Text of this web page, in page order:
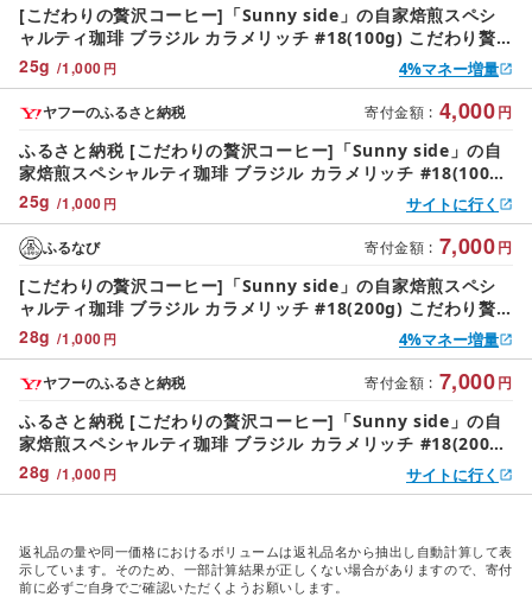
25g /1,000 円
[こだわりの贅沢コーヒー]「Sunny side」の自家焙煎スペシ
ャルティ珈琲 ブラジル カラメリッチ #18(100g) こだわり贅
沢コーヒー Sunny side 自家焙煎 スペシャルティ珈琲 100g
選べる 豆 粉 厳選 高品質 アラビカ種 コーヒー豆 独特 ご褒美
愛知県 小牧市 送料無料 [137S15]
4%マネー増量
寄付金額 : 4,000円
25g /1,000 円
ヤフーのふるさと納税
ふるさと納税 [こだわりの贅沢コーヒー]「Sunny side」の自
家焙煎スペシャルティ珈琲 ブラジル カラメリッチ #18(100g)
こだわりの贅沢コー.. 愛知県小牧市
サイトに行く
寄付金額 : 7,000円
28g /1,000 円
ふるなび
[こだわりの贅沢コーヒー]「Sunny side」の自家焙煎スペシ
ャルティ珈琲 ブラジル カラメリッチ #18(200g) こだわり贅
沢コーヒー Sunny side 自家焙煎 スペシャルティ珈琲 200g
選べる 豆 粉 厳選 高品質 アラビカ種 コーヒー豆 独特 ご褒美
愛知県 小牧市 送料無料 [137S18]
4%マネー増量
寄付金額 : 7,000円
28g /1,000 円
ヤフーのふるさと納税
ふるさと納税 [こだわりの贅沢コーヒー]「Sunny side」の自
家焙煎スペシャルティ珈琲 ブラジル カラメリッチ #18(200g)
こだわりの贅沢コー.. 愛知県小牧市
サイトに行く
返礼品の量や同一価格におけるボリュームは返礼品名から抽出し自動計算して表
示しています。そのため、一部計算結果が正しくない場合がありますので、寄付
前に必ずご自身でご確認いただくようお願いします。